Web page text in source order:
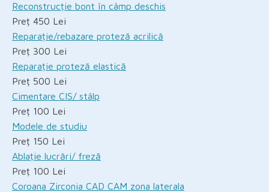
Reconstrucție bont în câmp deschis
Preț 450 Lei
Reparație/rebazare proteză acrilică
Preț 300 Lei
Reparație proteză elastică
Preț 500 Lei
Cimentare CIS/ stâlp
Preț 100 Lei
Modele de studiu
Preț 150 Lei
Ablație lucrări/ freză
Preț 100 Lei
Coroana Zirconia CAD CAM zona laterala